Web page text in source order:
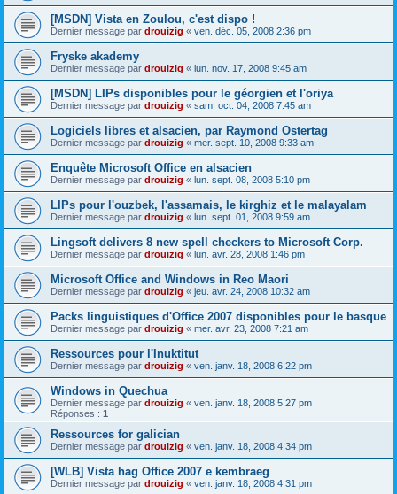
[MSDN] Vista en Zoulou, c'est dispo !
Dernier message par drouizig « ven. déc. 05, 2008 2:36 pm
Fryske akademy
Dernier message par drouizig « lun. nov. 17, 2008 9:45 am
[MSDN] LIPs disponibles pour le géorgien et l'oriya
Dernier message par drouizig « sam. oct. 04, 2008 7:45 am
Logiciels libres et alsacien, par Raymond Ostertag
Dernier message par drouizig « mer. sept. 10, 2008 9:33 am
Enquête Microsoft Office en alsacien
Dernier message par drouizig « lun. sept. 08, 2008 5:10 pm
LIPs pour l'ouzbek, l'assamais, le kirghiz et le malayalam
Dernier message par drouizig « lun. sept. 01, 2008 9:59 am
Lingsoft delivers 8 new spell checkers to Microsoft Corp.
Dernier message par drouizig « lun. avr. 28, 2008 1:46 pm
Microsoft Office and Windows in Reo Maori
Dernier message par drouizig « jeu. avr. 24, 2008 10:32 am
Packs linguistiques d'Office 2007 disponibles pour le basque
Dernier message par drouizig « mer. avr. 23, 2008 7:21 am
Ressources pour l'Inuktitut
Dernier message par drouizig « ven. janv. 18, 2008 6:22 pm
Windows in Quechua
Dernier message par drouizig « ven. janv. 18, 2008 5:27 pm
Réponses : 1
Ressources for galician
Dernier message par drouizig « ven. janv. 18, 2008 4:34 pm
[WLB] Vista hag Office 2007 e kembraeg
Dernier message par drouizig « ven. janv. 18, 2008 4:31 pm